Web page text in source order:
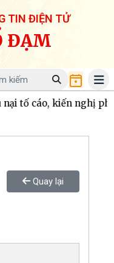
TIN ĐIỆN TỬ
ĐẠM
tố cáo, kiến nghị
Quay lại